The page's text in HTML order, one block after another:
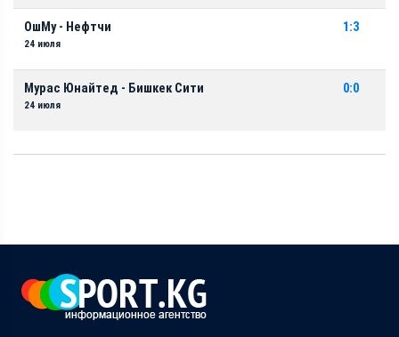
ОшМу - Нефтчи
24 июля
1:3
Мурас Юнайтед - Бишкек Сити
24 июля
0:0